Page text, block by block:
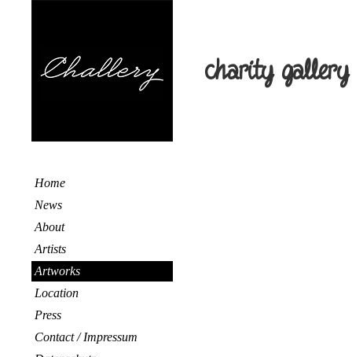
Home
News
About
Artists
Artworks
Location
Press
Contact / Impressum
charity gallery